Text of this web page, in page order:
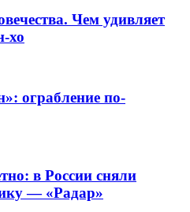
Чем удивляет
хо
ограбление по-
в России сняли
— «Радар»